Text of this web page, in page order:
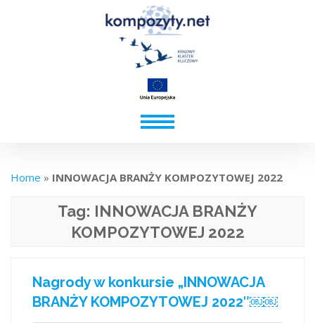
Home » INNOWACJA BRANŻY KOMPOZYTOWEJ 2022
Tag: INNOWACJA BRANŻY
KOMPOZYTOWEJ 2022
Nagrody w konkursie „INNOWACJA
BRANŻY KOMPOZYTOWEJ 2022″￼￼